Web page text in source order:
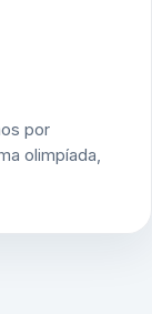
por
olimpíada,